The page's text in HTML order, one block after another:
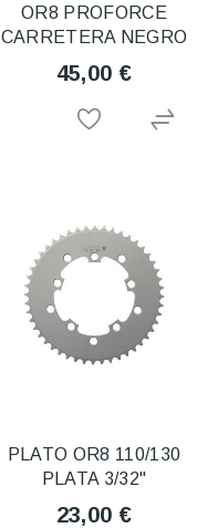
OR8 PROFORCE
CARRETERA NEGRO
45,00 €
PLATO OR8 110/130
PLATA 3/32"
23,00 €